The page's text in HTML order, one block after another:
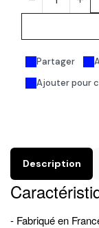
Ajouter pour
Partager
Description
- Fabriqué en